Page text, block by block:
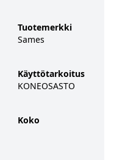
Tuotemerkki
Sames
Käyttötarkoitus
KONEOSASTO
Koko